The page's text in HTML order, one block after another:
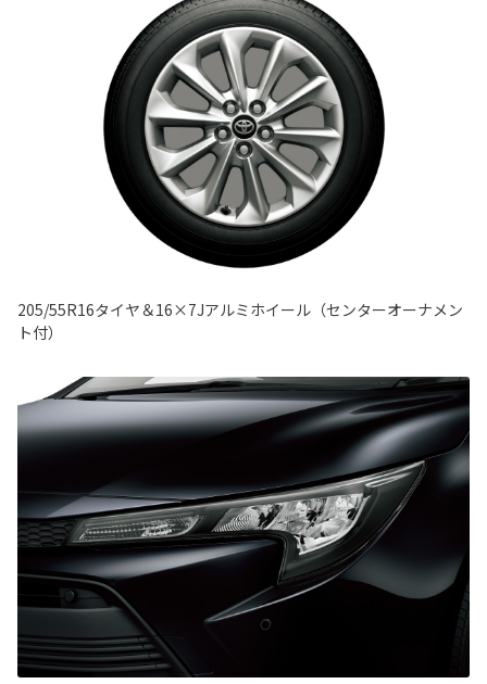
205/55R16タイヤ＆16×7Jアルミホイール（センターオーナメン
ト付）